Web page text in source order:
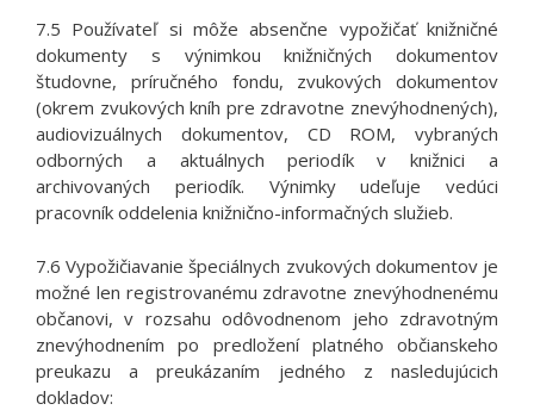
7.5 Používateľ si môže absenčne vypožičať knižničné
dokumenty s výnimkou knižničných dokumentov
študovne, príručného fondu, zvukových dokumentov
(okrem zvukových kníh pre zdravotne znevýhodnených),
audiovizuálnych dokumentov, CD ROM, vybraných
odborných a aktuálnych periodík v knižnici a
archivovaných periodík. Výnimky udeľuje vedúci
pracovník oddelenia knižnično-informačných služieb.
7.6 Vypožičiavanie špeciálnych zvukových dokumentov je
možné len registrovanému zdravotne znevýhodnenému
občanovi, v rozsahu odôvodnenom jeho zdravotným
znevýhodnením po predložení platného občianskeho
preukazu a preukázaním jedného z nasledujúcich
dokladov: